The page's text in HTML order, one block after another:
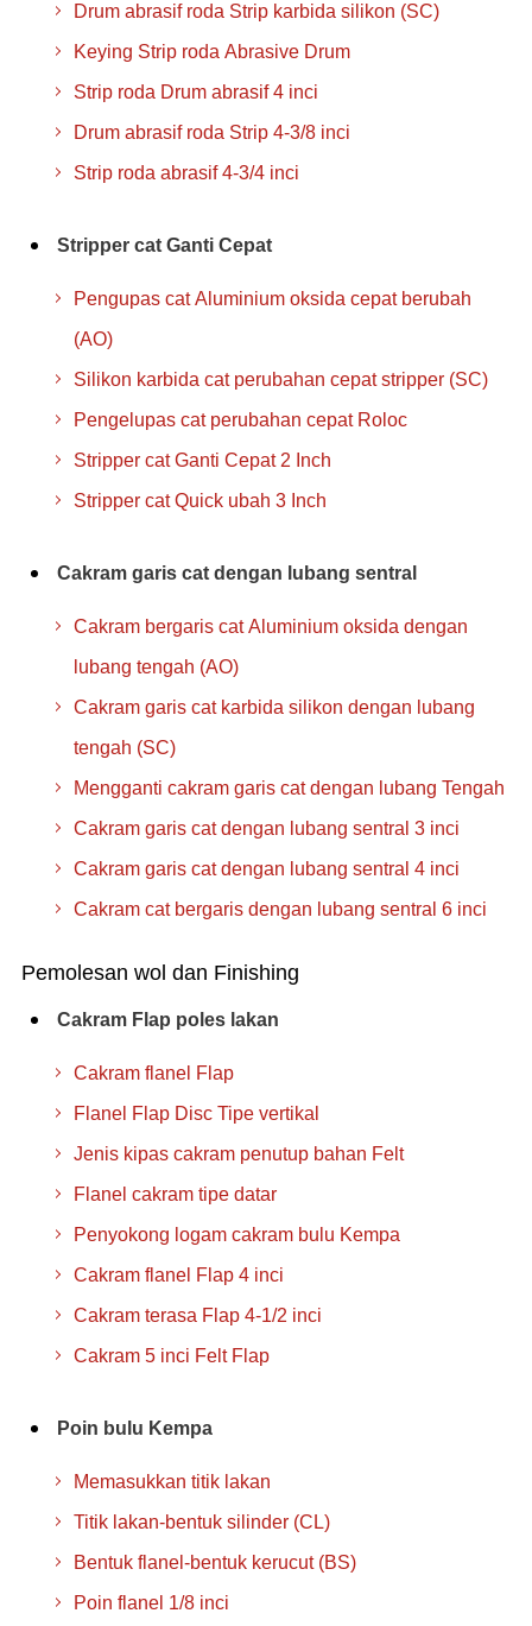
Drum abrasif roda Strip karbida silikon (SC)
Keying Strip roda Abrasive Drum
Strip roda Drum abrasif 4 inci
Drum abrasif roda Strip 4-3/8 inci
Strip roda abrasif 4-3/4 inci
Stripper cat Ganti Cepat
Pengupas cat Aluminium oksida cepat berubah
(AO)
Silikon karbida cat perubahan cepat stripper (SC)
Pengelupas cat perubahan cepat Roloc
Stripper cat Ganti Cepat 2 Inch
Stripper cat Quick ubah 3 Inch
Cakram garis cat dengan lubang sentral
Cakram bergaris cat Aluminium oksida dengan
lubang tengah (AO)
Cakram garis cat karbida silikon dengan lubang
tengah (SC)
Mengganti cakram garis cat dengan lubang Tengah
Cakram garis cat dengan lubang sentral 3 inci
Cakram garis cat dengan lubang sentral 4 inci
Cakram cat bergaris dengan lubang sentral 6 inci
Pemolesan wol dan Finishing
Cakram Flap poles lakan
Cakram flanel Flap
Flanel Flap Disc Tipe vertikal
Jenis kipas cakram penutup bahan Felt
Flanel cakram tipe datar
Penyokong logam cakram bulu Kempa
Cakram flanel Flap 4 inci
Cakram terasa Flap 4-1/2 inci
Cakram 5 inci Felt Flap
Poin bulu Kempa
Memasukkan titik lakan
Titik lakan-bentuk silinder (CL)
Bentuk flanel-bentuk kerucut (BS)
Poin flanel 1/8 inci